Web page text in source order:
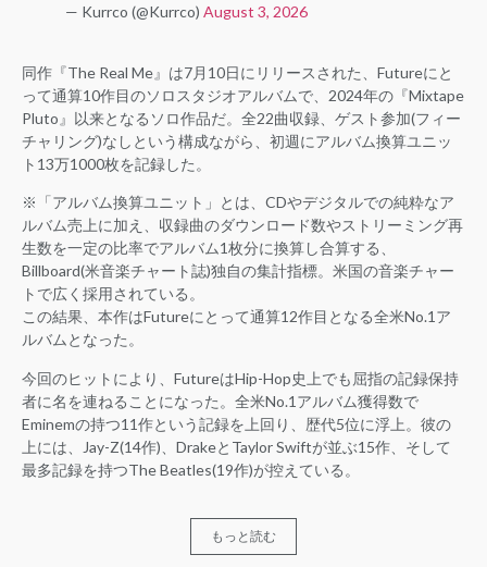
— Kurrco (@Kurrco) August 3, 2026
同作『The Real Me』は7月10日にリリースされた、Futureにと
って通算10作目のソロスタジオアルバムで、2024年の『Mixtape
Pluto』以来となるソロ作品だ。全22曲収録、ゲスト参加(フィー
チャリング)なしという構成ながら、初週にアルバム換算ユニッ
ト13万1000枚を記録した。
※「アルバム換算ユニット」とは、CDやデジタルでの純粋なア
ルバム売上に加え、収録曲のダウンロード数やストリーミング再
生数を一定の比率でアルバム1枚分に換算し合算する、
Billboard(米音楽チャート誌)独自の集計指標。米国の音楽チャー
トで広く採用されている。
この結果、本作はFutureにとって通算12作目となる全米No.1ア
ルバムとなった。
今回のヒットにより、FutureはHip-Hop史上でも屈指の記録保持
者に名を連ねることになった。全米No.1アルバム獲得数で
Eminemの持つ11作という記録を上回り、歴代5位に浮上。彼の
上には、Jay-Z(14作)、DrakeとTaylor Swiftが並ぶ15作、そして
最多記録を持つThe Beatles(19作)が控えている。
もっと読む